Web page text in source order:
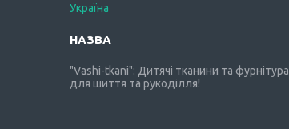
Україна
"Vashi-tkani": Дитячі тканини та фурнітура
для шиття та рукоділля!